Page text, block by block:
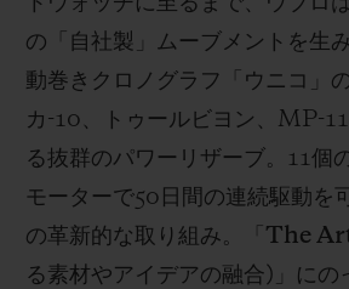
の「自社製」ムーブメントを生
動巻きクロノグラフ「ウニコ」
カ -10 、トゥールビヨン、 MP-11
る抜群のパワーリザーブ。 11個
モーターで50 日間の連続駆動を
の革新的な取り組み。「 The
る素材やアイデアの融合) 」に